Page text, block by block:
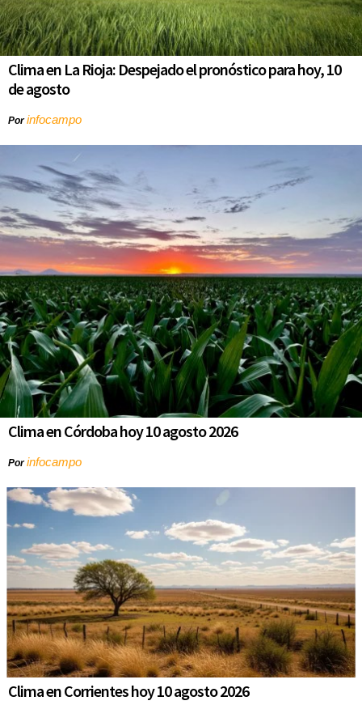
Clima en La Rioja: Despejado el pronóstico para hoy, 10
de agosto
Porinfocampo
Clima en Córdoba hoy 10 agosto 2026
Porinfocampo
Clima en Corrientes hoy 10 agosto 2026